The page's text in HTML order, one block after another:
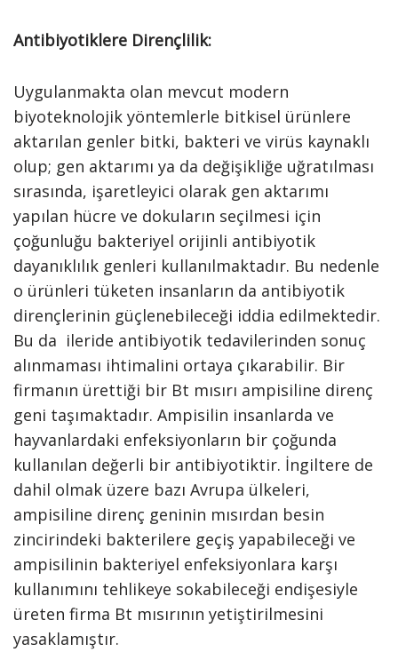
Antibiyotiklere Dirençlilik:
Uygulanmakta olan mevcut modern
biyoteknolojik yöntemlerle bitkisel ürünlere
aktarılan genler bitki, bakteri ve virüs kaynaklı
olup; gen aktarımı ya da değişikliğe uğratılması
sırasında, işaretleyici olarak gen aktarımı
yapılan hücre ve dokuların seçilmesi için
çoğunluğu bakteriyel orijinli antibiyotik
dayanıklılık genleri kullanılmaktadır. Bu nedenle
o ürünleri tüketen insanların da antibiyotik
dirençlerinin güçlenebileceği iddia edilmektedir.
Bu da ileride antibiyotik tedavilerinden sonuç
alınmaması ihtimalini ortaya çıkarabilir. Bir
firmanın ürettiği bir Bt mısırı ampisiline direnç
geni taşımaktadır. Ampisilin insanlarda ve
hayvanlardaki enfeksiyonların bir çoğunda
kullanılan değerli bir antibiyotiktir. İngiltere de
dahil olmak üzere bazı Avrupa ülkeleri,
ampisiline direnç geninin mısırdan besin
zincirindeki bakterilere geçiş yapabileceği ve
ampisilinin bakteriyel enfeksiyonlara karşı
kullanımını tehlikeye sokabileceği endişesiyle
üreten firma Bt mısırının yetiştirilmesini
yasaklamıştır.